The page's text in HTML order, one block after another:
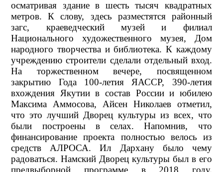
осматривая здание в шесть тысяч квадратных
метров. К слову, здесь разместятся районный
загс, краеведческий музей и филиал
Национального художественного музея, Дом
народного творчества и библиотека. К каждому
учреждению строители сделали отдельный вход.
На торжественном вечере, посвященном
закрытию Года 100-летия ЯАССР, 390-летия
вхождения Якутии в состав России и юбилею
Максима Аммосова, Айсен Николаев отметил,
что это лучший Дворец культуры из всех, что
были построены в селах. Напомнив, что
финансирование проекта полностью велось из
средств АЛРОСА. Ил Дархану было чему
радоваться. Намский Дворец культуры был в его
предвыборной программе в 2018 году.